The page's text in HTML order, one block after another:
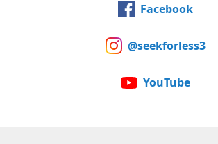
Facebook
@seekforless3
YouTube